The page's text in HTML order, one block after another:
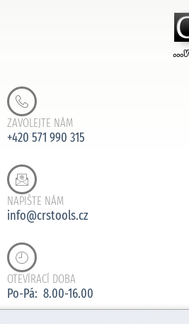
ZAVOLEJTE NÁM
+420 571 990 315
NAPIŠTE NÁM
info@crstools.cz
OTEVÍRACÍ DOBA
Po-Pá: 8.00-16.00